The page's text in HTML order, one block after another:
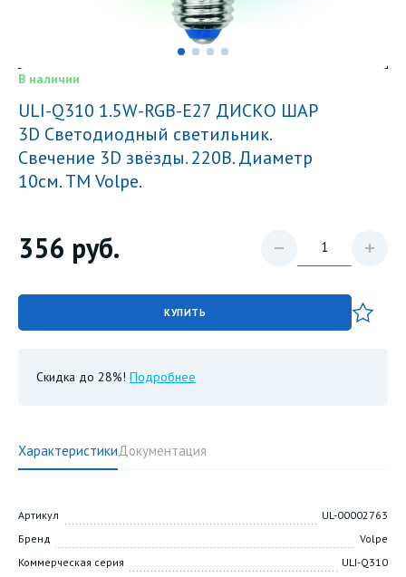
1 / 4
В наличии
ULI-Q310 1.5W-RGB-Е27 ДИСКО ШАР
3D Светодиодный светильник.
Свечение 3D звёзды. 220В. Диаметр
10см. ТМ Volpe.
356 руб.
КУПИТЬ
Скидка до 28%! Подробнее
ХарактеристикиДокументация
Артикул
UL-00002763
Бренд
Volpe
Коммерческая серия
ULI-Q310